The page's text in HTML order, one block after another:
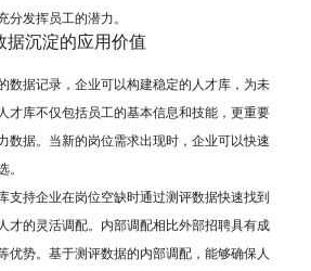
分发挥员工的潜力。
据沉淀的应用价值
数据记录，企业可以构建稳定的人才库，为未
才库不仅包括员工的基本信息和技能，更重要
数据。当新的岗位需求出现时，企业可以快速
。
支持企业在岗位空缺时通过测评数据快速找到
才的灵活调配。内部调配相比外部招聘具有成
优势。基于测评数据的内部调配，能够确保人